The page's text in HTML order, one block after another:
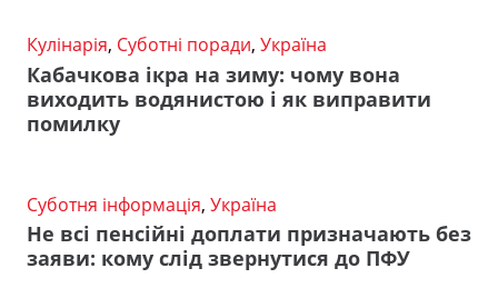
Кулінарія, Суботні поради, Україна
Кабачкова ікра на зиму: чому вона
виходить водянистою і як виправити
помилку
Суботня інформація, Україна
Не всі пенсійні доплати призначають без
заяви: кому слід звернутися до ПФУ